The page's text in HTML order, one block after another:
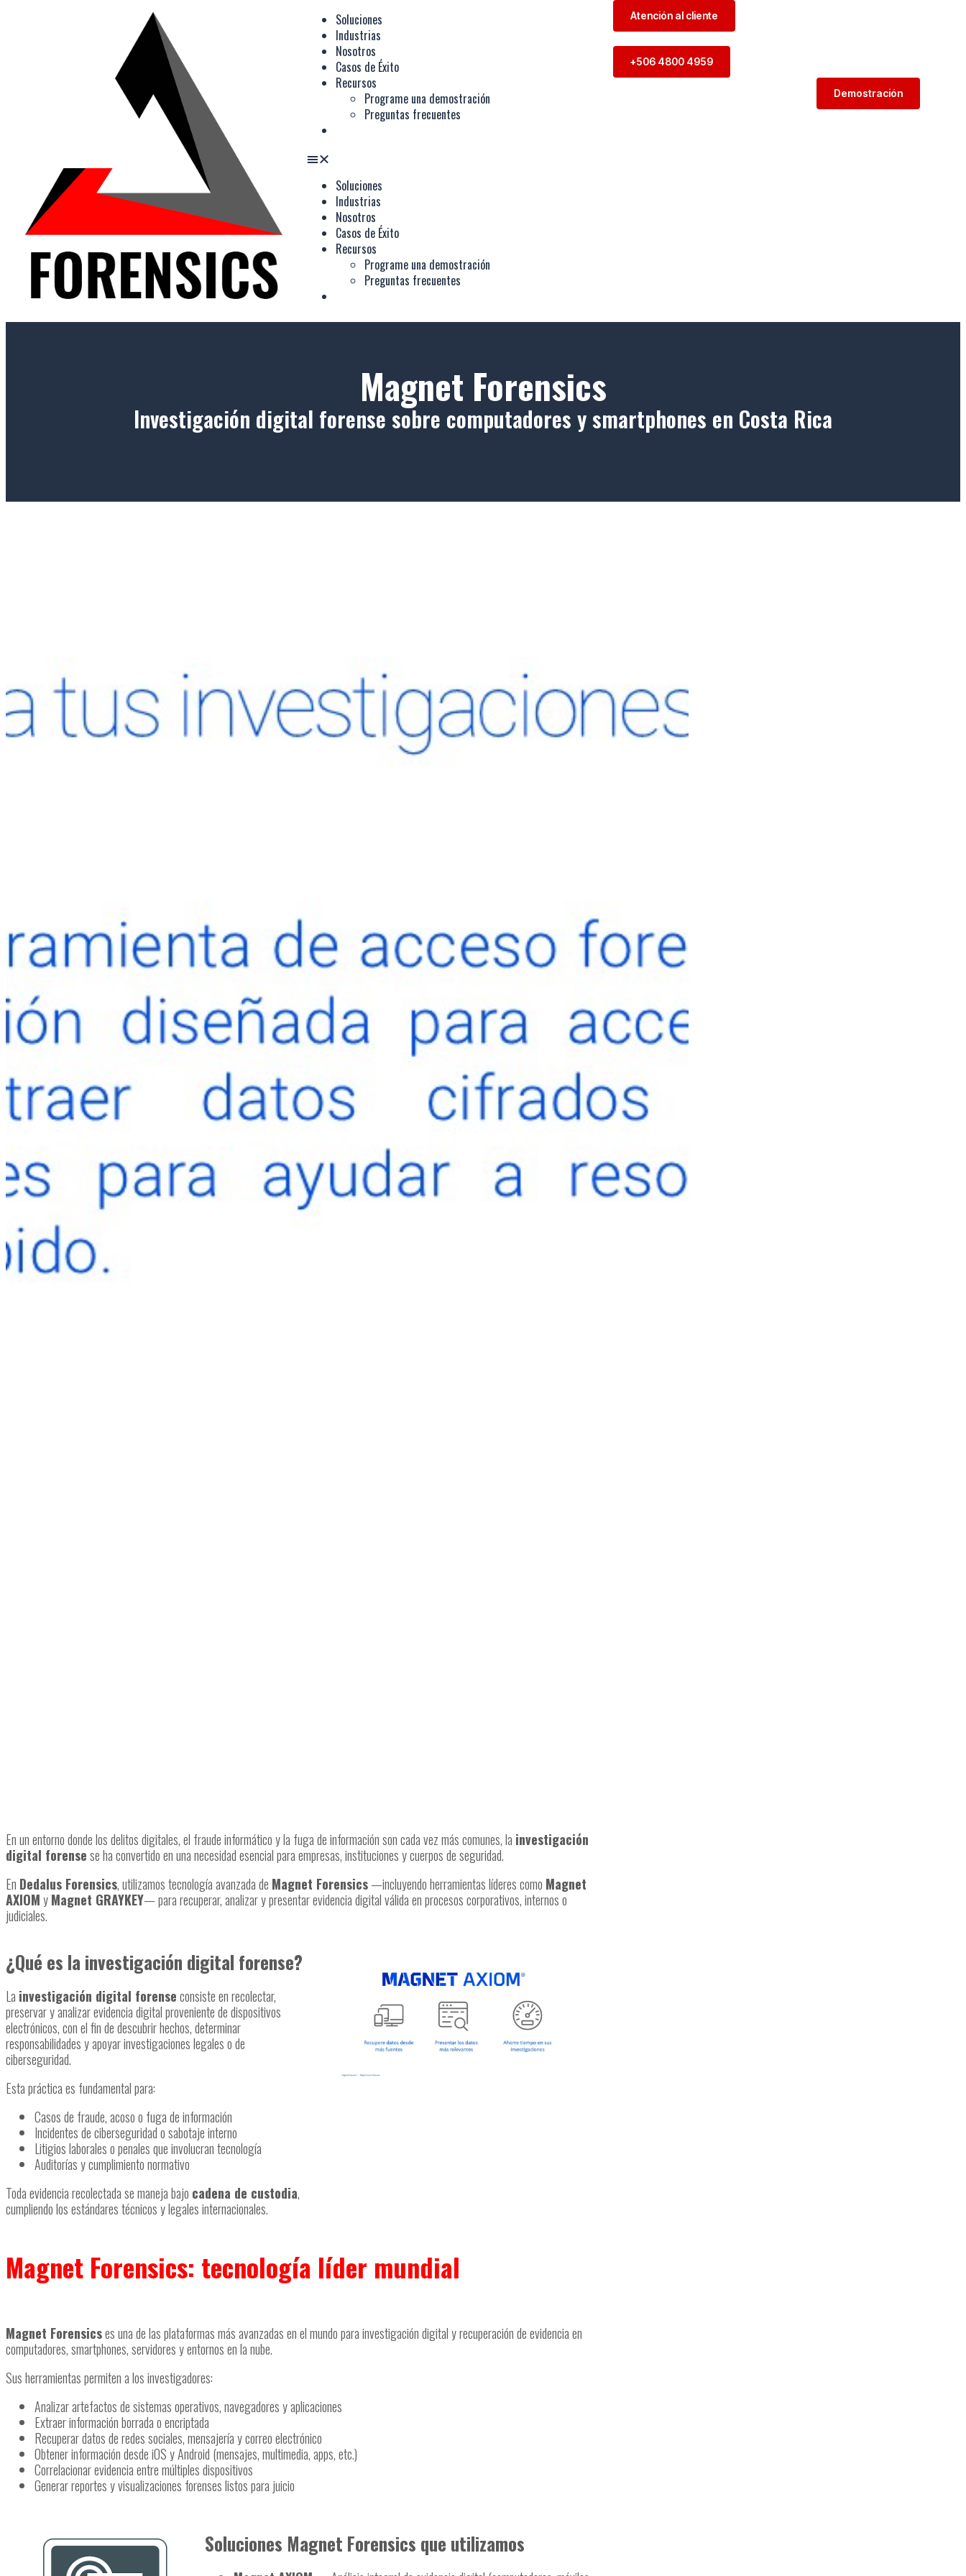
Soluciones
Industrias
Nosotros
Casos de Éxito
Recursos
Programe una demostración
Preguntas frecuentes
Soluciones
Industrias
Nosotros
Casos de Éxito
Recursos
Programe una demostración
Preguntas frecuentes
Atención al cliente
+506 4800 4959
Demostración
Magnet Forensics
Investigación digital forense sobre computadores y smartphones en Costa Rica
En un entorno donde los delitos digitales, el fraude informático y la fuga de información son cada vez más comunes, la investigación
digital forensese ha convertido en una necesidad esencial para empresas, instituciones y cuerpos de seguridad.
En Dedalus Forensics, utilizamos tecnología avanzada de Magnet Forensics—incluyendo herramientas líderes como Magnet
AXIOMyMagnet GRAYKEY— para recuperar, analizar y presentar evidencia digital válida en procesos corporativos, internos o
judiciales.
¿Qué es la investigación digital forense?
La investigación digital forenseconsiste en recolectar,
preservar y analizar evidencia digital proveniente de dispositivos
electrónicos, con el fin de descubrir hechos, determinar
responsabilidades y apoyar investigaciones legales o de
ciberseguridad.
Esta práctica es fundamental para:
Casos de fraude, acoso o fuga de información
Incidentes de ciberseguridad o sabotaje interno
Litigios laborales o penales que involucran tecnología
Auditorías y cumplimiento normativo
Toda evidencia recolectada se maneja bajo cadena de custodia,
cumpliendo los estándares técnicos y legales internacionales.
Magnet Forensics: tecnología líder mundial
Magnet Forensicses una de las plataformas más avanzadas en el mundo para investigación digital y recuperación de evidencia en
computadores, smartphones, servidores y entornos en la nube.
Sus herramientas permiten a los investigadores:
Analizar artefactos de sistemas operativos, navegadores y aplicaciones
Extraer información borrada o encriptada
Recuperar datos de redes sociales, mensajería y correo electrónico
Obtener información desde iOS y Android (mensajes, multimedia, apps, etc.)
Correlacionar evidencia entre múltiples dispositivos
Generar reportes y visualizaciones forenses listos para juicio
Soluciones Magnet Forensics que utilizamos